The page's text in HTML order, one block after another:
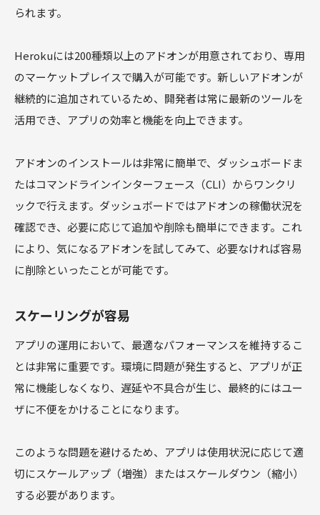
られます。
Herokuには200種類以上のアドオンが用意されており、専用
のマーケットプレイスで購入が可能です。新しいアドオンが
継続的に追加されているため、開発者は常に最新のツールを
活用でき、アプリの効率と機能を向上できます。
アドオンのインストールは非常に簡単で、ダッシュボードま
たはコマンドラインインターフェース（CLI）からワンクリ
ックで行えます。ダッシュボードではアドオンの稼働状況を
確認でき、必要に応じて追加や削除も簡単にできます。これ
により、気になるアドオンを試してみて、必要なければ容易
に削除といったことが可能です。
スケーリングが容易
アプリの運用において、最適なパフォーマンスを維持するこ
とは非常に重要です。環境に問題が発生すると、アプリが正
常に機能しなくなり、遅延や不具合が生じ、最終的にはユー
ザに不便をかけることになります。
このような問題を避けるため、アプリは使用状況に応じて適
切にスケールアップ（増強）またはスケールダウン（縮小）
する必要があります。